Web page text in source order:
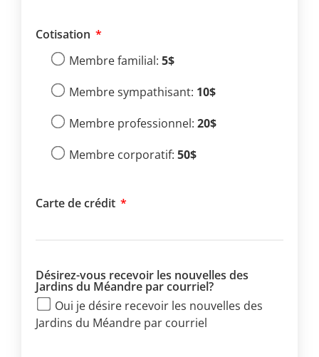
Cotisation
Membre familial: 5$
Membre sympathisant: 10$
Membre professionnel: 20$
Membre corporatif: 50$
Carte de crédit
Désirez-vous recevoir les nouvelles des
Jardins du Méandre par courriel?
Oui je désire recevoir les nouvelles des
Jardins du Méandre par courriel